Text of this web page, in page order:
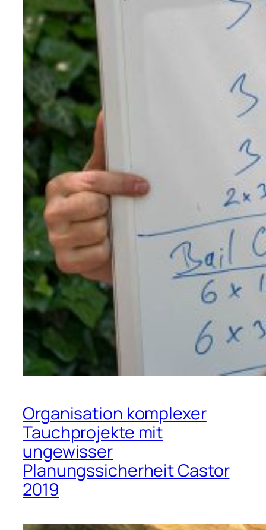
Organisation komplexer
Tauchprojekte mit
ungewisser
Planungssicherheit Castor
2019